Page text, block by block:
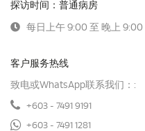
探访时间：普通病房
每日上午 9:00 至 晚上 9:00
客户服务热线
致电或WhatsApp联系我们：:
+603 - 7491 9191
+603 - 7491 1281